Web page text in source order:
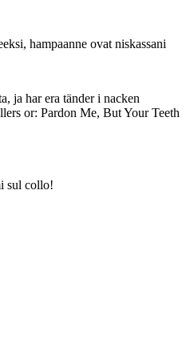
hampaanne ovat niskassani
ja har era tänder i nacken
or: Pardon Me, But Your Teeth
sul collo!